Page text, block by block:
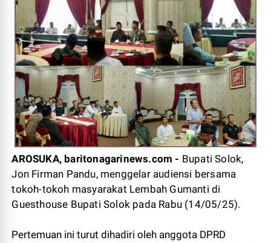
AROSUKA, baritonagarinews.com - Bupati Solok,
Jon Firman Pandu, menggelar audiensi bersama
tokoh-tokoh masyarakat Lembah Gumanti di
Guesthouse Bupati Solok pada Rabu (14/05/25).
Pertemuan ini turut dihadiri oleh anggota DPRD